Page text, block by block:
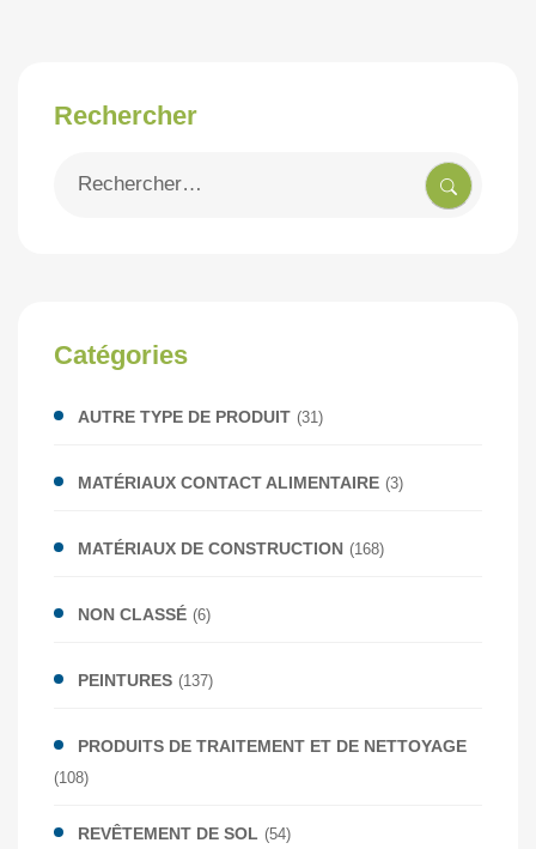
Rechercher
Catégories
AUTRE TYPE DE PRODUIT (31)
MATÉRIAUX CONTACT ALIMENTAIRE (3)
MATÉRIAUX DE CONSTRUCTION (168)
NON CLASSÉ (6)
PEINTURES (137)
PRODUITS DE TRAITEMENT ET DE NETTOYAGE
(108)
REVÊTEMENT DE SOL (54)